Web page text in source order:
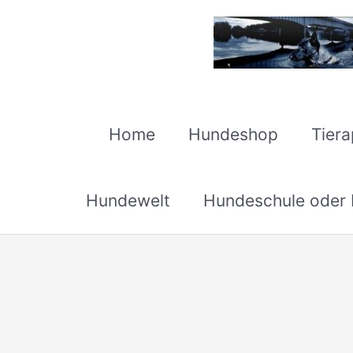
Home Hundeshop
Hundewelt Hundeschule oder